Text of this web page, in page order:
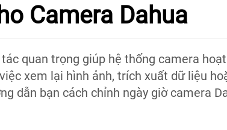
Camera Dahua
quan trọng giúp hệ thống camera
xem lại hình ảnh, trích xuất dữ liệu
dẫn bạn cách chỉnh ngày giờ camera